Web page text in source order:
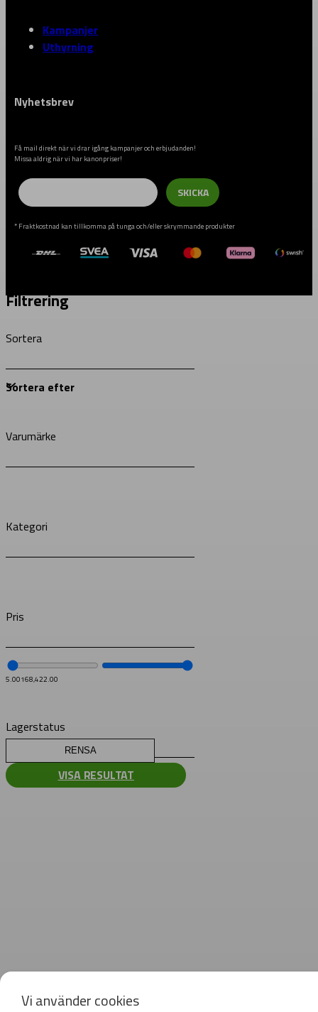
Kampanjer
Uthyrning
Nyhetsbrev
Få mail direkt när vi drar igång kampanjer och erbjudanden!
Missa aldrig när vi har kanonpriser!
Email
SKICKA
* Fraktkostnad kan tillkomma på tunga och/eller skrymmande produkter
Vi använder cookies
Filtrering
Sortera
Varumärke
Kategori
Pris
5.00168,422.00
Lagerstatus
RENSA
VISA RESULTAT